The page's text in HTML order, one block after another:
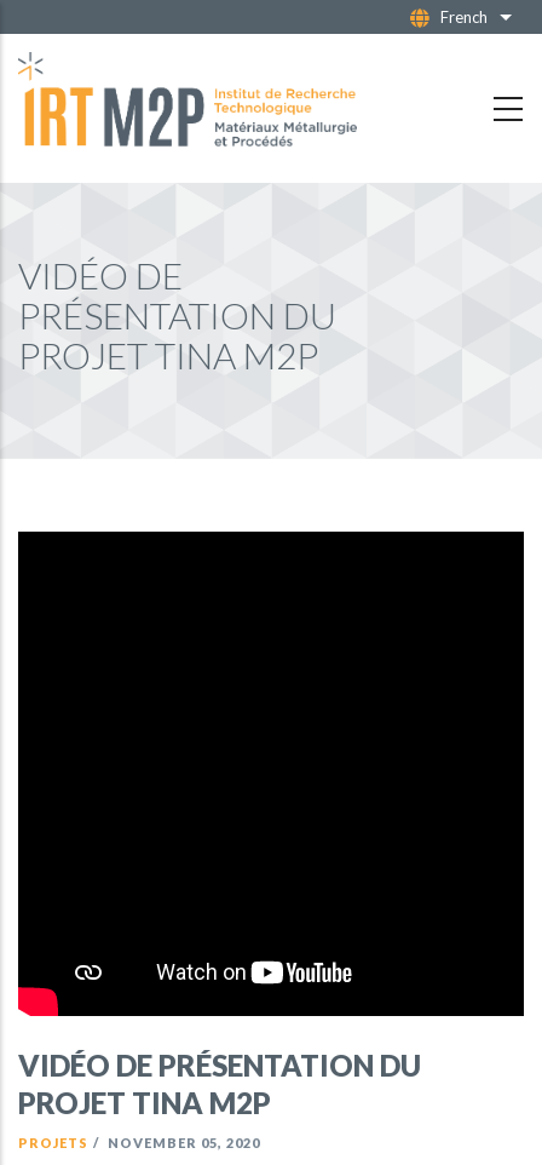
au
contenu
principal
French
VIDÉO DE
PRÉSENTATION DU
PROJET TINA M2P
VIDÉO DE PRÉSENTATION DU
PROJET TINA M2P
PROJETS / NOVEMBER 05, 2020